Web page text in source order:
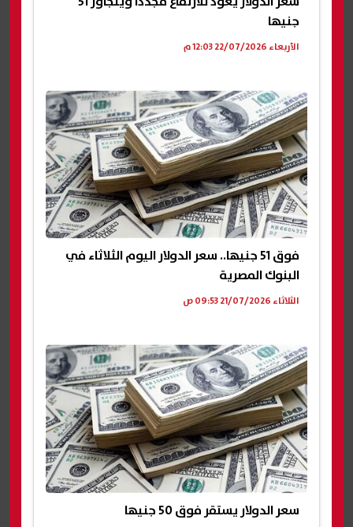
جنيها
الأربعاء 22/07/2026 12:03 م
فوق 51 جنيها.. سعر الدولار اليوم الثلاثاء في
البنوك المصرية
الثلاثاء 21/07/2026 09:53 ص
سعر الدولار يستقر فوق 50 جنيها